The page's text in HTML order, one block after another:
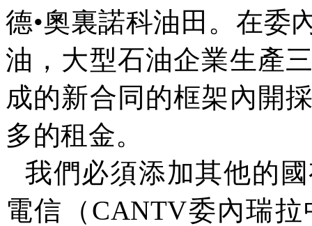
德•奧裏諾科油田。在委
油，大型石油企業生產
成的新合同的框架內開
多的租金。
我們必須添加其他的
電信（ CANTV委內瑞拉